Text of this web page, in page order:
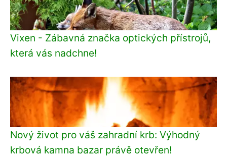
Vixen - Zábavná značka optických přístrojů,
která vás nadchne!
Nový život pro váš zahradní krb: Výhodný
krbová kamna bazar právě otevřen!